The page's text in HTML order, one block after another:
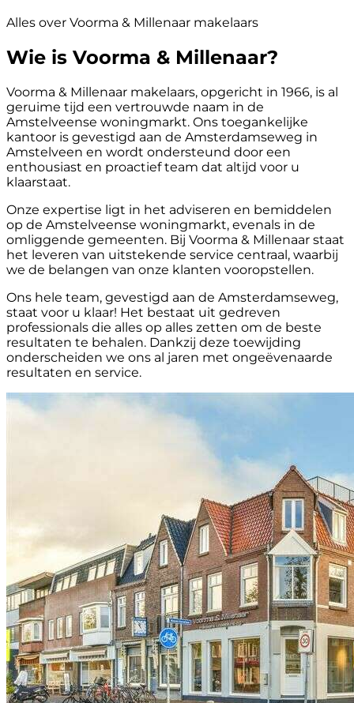
Alles over Voorma & Millenaar makelaars
Wie is Voorma & Millenaar?
Voorma & Millenaar makelaars, opgericht in 1966, is al
geruime tijd een vertrouwde naam in de
Amstelveense woningmarkt. Ons toegankelijke
kantoor is gevestigd aan de Amsterdamseweg in
Amstelveen en wordt ondersteund door een
enthousiast en proactief team dat altijd voor u
klaarstaat.
Onze expertise ligt in het adviseren en bemiddelen
op de Amstelveense woningmarkt, evenals in de
omliggende gemeenten. Bij Voorma & Millenaar staat
het leveren van uitstekende service centraal, waarbij
we de belangen van onze klanten vooropstellen.
Ons hele team, gevestigd aan de Amsterdamseweg,
staat voor u klaar! Het bestaat uit gedreven
professionals die alles op alles zetten om de beste
resultaten te behalen. Dankzij deze toewijding
onderscheiden we ons al jaren met ongeëvenaarde
resultaten en service.